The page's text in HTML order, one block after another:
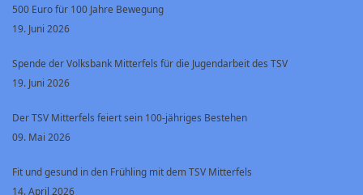
500 Euro für 100 Jahre Bewegung
19. Juni 2026
Spende der Volksbank Mitterfels für die Jugendarbeit des TSV
19. Juni 2026
Der TSV Mitterfels feiert sein 100-jähriges Bestehen
09. Mai 2026
Fit und gesund in den Frühling mit dem TSV Mitterfels
14. April 2026